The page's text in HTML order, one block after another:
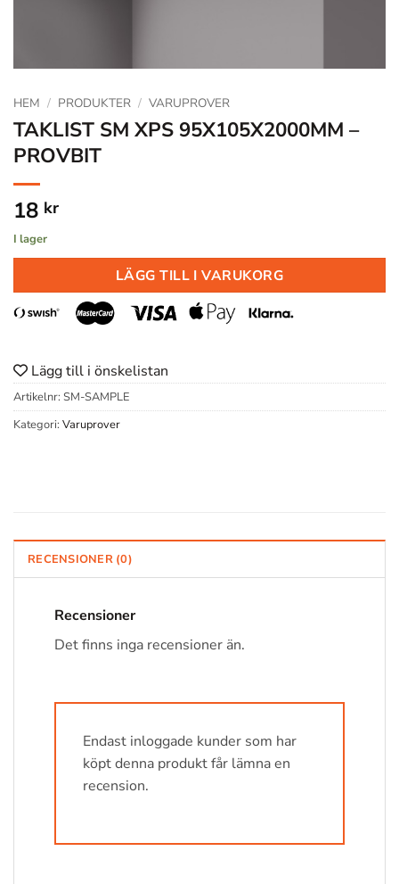
HEM / PRODUKTER / VARUPROVER
TAKLIST SM XPS 95X105X2000MM –
PROVBIT
18 kr
I lager
LÄGG TILL I VARUKORG
Lägg till i önskelistan
Artikelnr: SM-SAMPLE
Kategori: Varuprover
RECENSIONER (0)
Recensioner
Det finns inga recensioner än.
Endast inloggade kunder som har
köpt denna produkt får lämna en
recension.